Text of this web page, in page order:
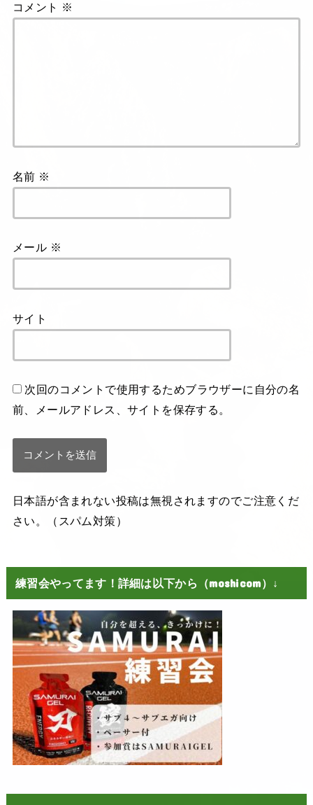
コメント ※
名前 ※
メール ※
サイト
次回のコメントで使用するためブラウザーに自分の名
前、メールアドレス、サイトを保存する。
日本語が含まれない投稿は無視されますのでご注意くだ
さい。（スパム対策）
練習会やってます！詳細は以下から（moshicom）↓